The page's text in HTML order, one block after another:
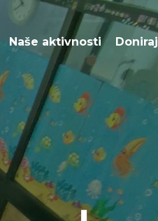
Naše aktivnosti Doniraj
Naše aktivnosti Doniraj